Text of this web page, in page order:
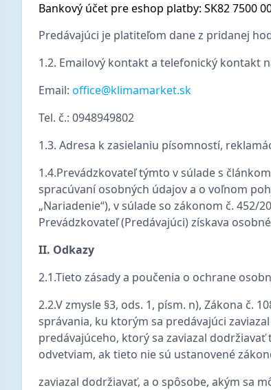
Bankový účet pre eshop platby: SK82 7500
Predávajúci je platiteľom dane z pridanej
1.2. Emailový kontakt a telefonický kontakt
Email: office@klimamarket.sk
Tel. č.: 0948949802
1.3. Adresa k zasielaniu písomností,
1.4.Prevádzkovateľ týmto v súlade s
spracúvaní osobných údajov a o voľnom
„Nariadenie“), v súlade so zákonom č.
Prevádzkovateľ (Predávajúci) získava
II. Odkazy
2.1.Tieto zásady a poučenia o ochrane
2.2.V zmysle §3, ods. 1, písm. n), Zákona č.
správania, ku ktorým sa predávajúci
predávajúceho, ktorý sa zaviazal
odvetviam, ak tieto nie sú ustanovené
zaviazal dodržiavať, a o spôsobe, akým sa